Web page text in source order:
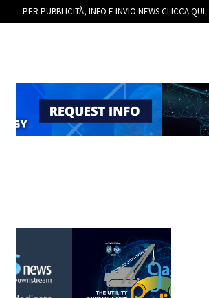
PER PUBBLICITÀ, INFO E INVIO NEWS CLICCA QUI